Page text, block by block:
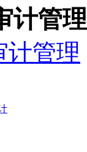
计管
计管理